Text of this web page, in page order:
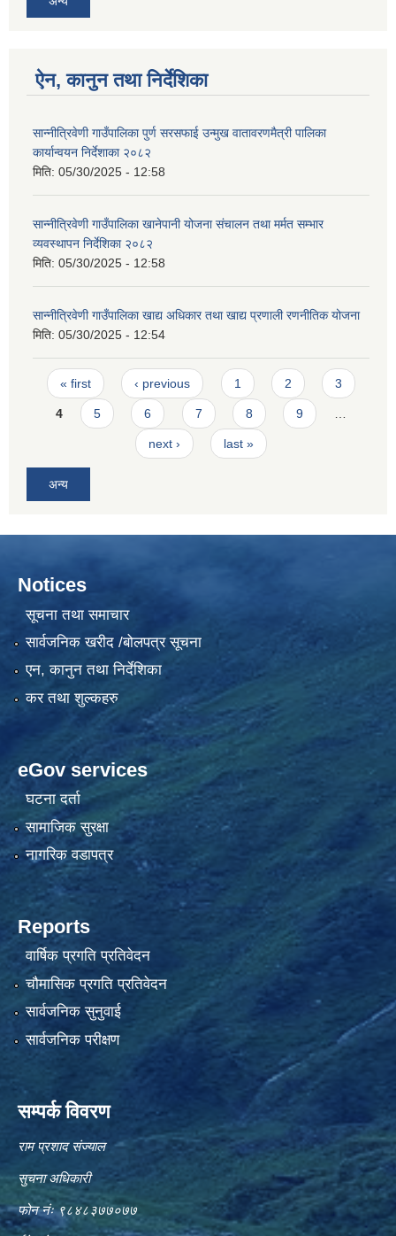
ऐन, कानुन तथा निर्देशिका
सान्नीत्रिवेणी गाउँपालिका पुर्ण सरसफाई उन्मुख वातावरणमैत्री पालिका
कार्यान्वयन निर्देशाका २०८२
मिति: 05/30/2025 - 12:58
सान्नीत्रिवेणी गाउँपालिका खानेपानी योजना संचालन तथा मर्मत सम्भार
व्यवस्थापन निर्देशिका २०८२
मिति: 05/30/2025 - 12:58
सान्नीत्रिवेणी गाउँपालिका खाद्य अधिकार तथा खाद्य प्रणाली रणनीतिक योजना
मिति: 05/30/2025 - 12:54
Pages
« first ‹ previous 1 2 3
4 5 6 7 8 9
next › last »
अन्य
Notices
सूचना तथा समाचार
सार्वजनिक खरीद /बोलपत्र सूचना
एन, कानुन तथा निर्देशिका
कर तथा शुल्कहरु
eGov services
घटना दर्ता
सामाजिक सुरक्षा
नागरिक वडापत्र
Reports
वार्षिक प्रगति प्रतिवेदन
चौमासिक प्रगति प्रतिवेदन
सार्वजनिक सुनुवाई
सार्वजनिक परीक्षण
सम्पर्क विवरण
राम प्रशाद संज्याल
सुचना अधिकारी
फोन नंः ९८४८३७७०७७